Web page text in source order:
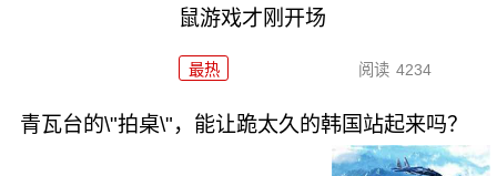
鼠游戏才刚开场
最热 阅读 4234
青瓦台的\"拍桌\"，能让跪太久的韩国站起来吗？